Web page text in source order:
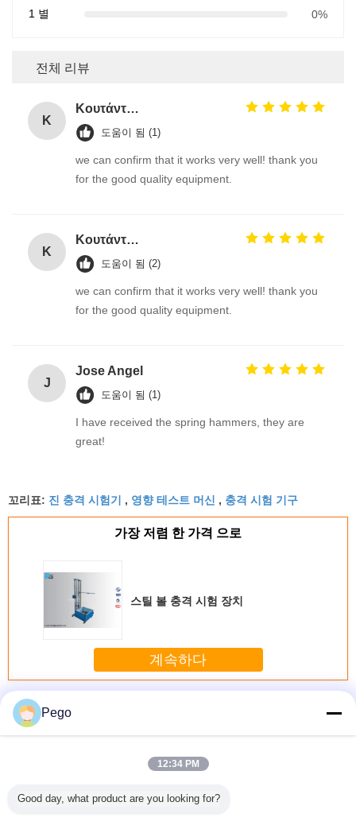
1 별
0%
전체 리뷰
Κ
Κουτάντος Γρηγόριος
도움이 됨 (1)
we can confirm that it works very well! thank you
for the good quality equipment.
Κ
Κουτάντος Γρηγόριος
도움이 됨 (2)
we can confirm that it works very well! thank you
for the good quality equipment.
J
Jose Angel
도움이 됨 (1)
I have received the spring hammers, they are
great!
꼬리표: 진 충격 시험기 , 영향 테스트 머신 , 충격 시험 기구
가장 저렴 한 가격 으로
스틸 볼 충격 시험 장치
계속하다
더 많은 것
해머
장비
단일 스프링 망치
충격 시험 장비
전자석 릴리스 수
직 충격 시험기
Pego
12:34 PM
Good day, what product are you looking for?